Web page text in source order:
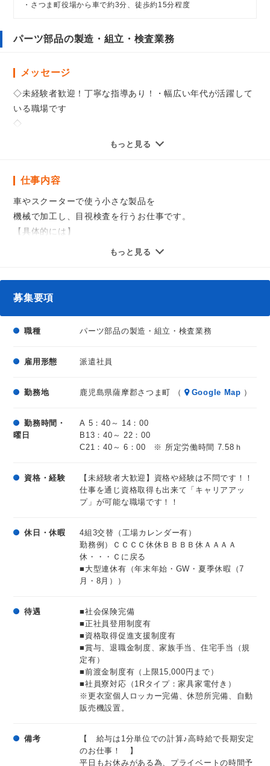
・さつま町役場から車で約3分、徒歩約15分程度
パーツ部品の製造・組立・検査業務
メッセージ
◇未経験者歓迎！丁寧な指導あり！・幅広い年代が活躍して
いる職場です
◇
・健康、厚生年金、雇用、労災（入社日より加入）
・賞与、退職金制度、家族手当、住宅手当（規定有）
・正社員登用制度
・資格取得促進支援制度
・前途金制度有（上限15,000円まで）
もっと見る
仕事内容
車やスクーターで使う小さな製品を
機械で加工し、目視検査を行うお仕事です。
【具体的には】
自動車部品の製造業務をお任せ。
装置が順調に稼働しているか確認し
部品製造装置稼働操作→出来栄えの確認
＊専門的な知識は不要！
＊研修制度も充実しており、未経験の方も
※工場内は帽子と安全靴の着用が必須になります。
もっと見る
募集要項
職種 パーツ部品の製造・組立・検査業務
雇用形態 派遣社員
勤務地 鹿児島県薩摩郡さつま町 （ Google Map ）
勤務時間・
曜日
A 5：40～ 14：00
B13：40～ 22：00
C21：40～ 6：00 ※ 所定労働時間 7.58ｈ
資格・経験
【未経験者大歓迎】資格や経験は不問です！！
仕事を通じ資格取得も出来て「キャリアアッ
プ」が可能な職場です！！
休日・休暇
4組3交替（工場カレンダー有）
勤務例）ＣＣＣＣ休休ＢＢＢＢ休ＡＡＡＡ
休・・・Ｃに戻る
■大型連休有（年末年始・GW・夏季休暇（7
月・8月））
待遇
■社会保険完備
■正社員登用制度有
■資格取得促進支援制度有
■賞与、退職金制度、家族手当、住宅手当（規
定有）
■前渡金制度有（上限15,000円まで）
■社員寮対応（1Rタイプ：家具家電付き）
※更衣室個人ロッカー完備、休憩所完備、自動
販売機設置。
備考
【 給与は1分単位での計算♪高時給で長期安定
のお仕事！ 】
平日もお休みがある為、プライベートの時間予